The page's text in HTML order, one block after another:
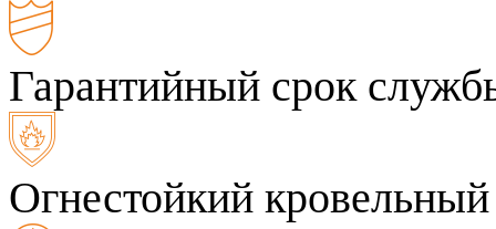
Гарантийный срок
Огнестойкий